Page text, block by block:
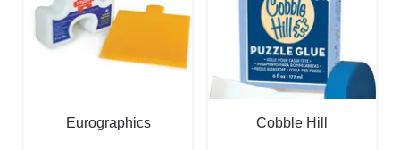
Eurographics Cobble Hill